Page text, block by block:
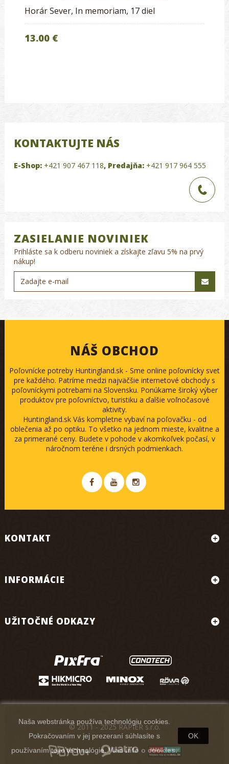
Horár Sever, In memoriam, 17 diel
13.00 €
KONTAKTUJTE NÁS
E-Shop: +421 907 467 118, Predajňa: +421 917 964 555
ZASIELANIE NOVINIEK
Prihláste sa k odberu noviniek a získajte zľavu 5% na prvý
nákup!
NÁŠ OBCHOD
Poľovnícke potreby Huntingland.sk - Sme online poľovnícky svet
pre každého. Patríme medzi najväčšie internetové obchody s
poľovníckymi potrebami na Slovensku. Ponúkame široký výber
produktov pre poľovníctvo, turistiku a ďalšie voľnočasové
aktivity.
Huntingland.sk Vás kompletne vybaví na poľovačku - od
oblečenia až po optiku. To všetko na jednom mieste, kvalitne a
za primerané ceny. Budete v pohode v akomkoľvek počasí, v
náročnom teréne i drsných podmienkach.
KONTAKT
INFORMÁCIE
UŽITOČNÉ ODKAZY
Naša webstránka používa technológiu cookies.
Pokračovaním v jej prezeraní súhlasíte s
používaním tejto technológie.Viac info o cookies.
OK
© 2011 - 2025 RAPIER s.r.o.